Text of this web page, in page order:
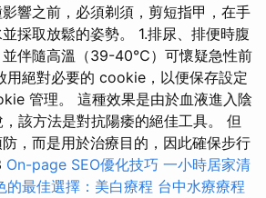
響之前，必須剃須，剪短指甲，在手
採取放鬆的姿勢。 1.排尿、排便時腹
並伴隨高溫（39-40℃）可懷疑急性前
用絕對必要的 cookie，以便保存設定
管理。 這種效果是由於血液進入陰
該方法是對抗陽痿的絕佳工具。 但
，而是用於治療目的，因此確保步行
On-page SEO優化技巧 一小時居家清
的最佳選擇：美白療程 台中水療療程